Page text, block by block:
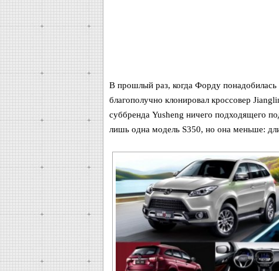
В прошлый раз, когда Форду понадобилась
благополучно клонировал кроссовер
суббренда Yusheng ничего подходящего
лишь одна модель S350, но она меньше: